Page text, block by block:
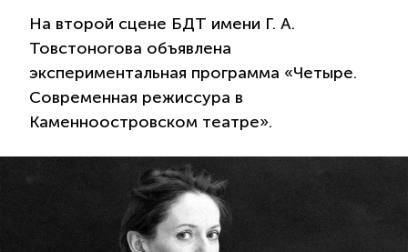
На второй сцене БДТ имени Г. А.
Товстоногова объявлена
экспериментальная программа «Четыре.
Современная режиссура в
Каменноостровском театре».